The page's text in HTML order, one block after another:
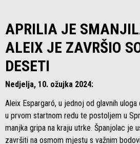
APRILIA JE
ALEIX JE ZAVRŠIO
DESETI
Nedjelja, 10. ožujka 2024:
Aleix Espargaró, u jednoj od glavnih
u prvom startnom redu te postoljem u
manjka gripa na kraju utrke. Španjolac je
završiti na osmom mjestu s važnim